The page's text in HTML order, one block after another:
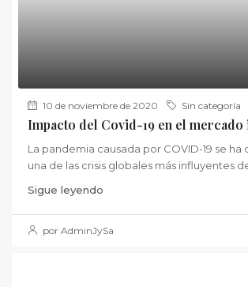
10 de noviembre de 2020 Sin categoría
Impacto del Covid-19 en el
La pandemia causada por COVID-19 se
una de las crisis globales más influyentes
Sigue leyendo
por AdminJySa